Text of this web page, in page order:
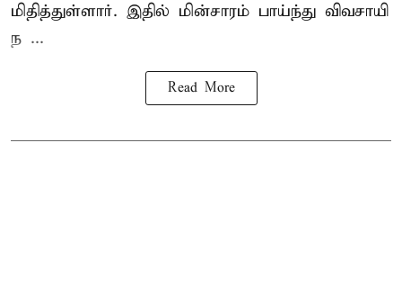
மிதித்துள்ளார். இதில் மின்சாரம் பாய்ந்து விவசாயி
ந ...
Read More